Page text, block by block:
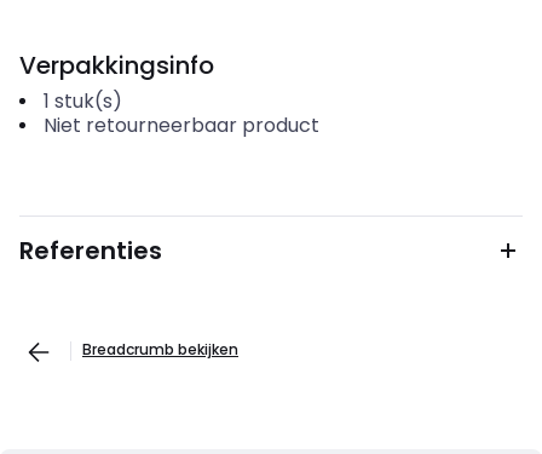
Verpakkingsinfo
1 stuk(s)
Niet retourneerbaar product
Referenties
Breadcrumb bekijken